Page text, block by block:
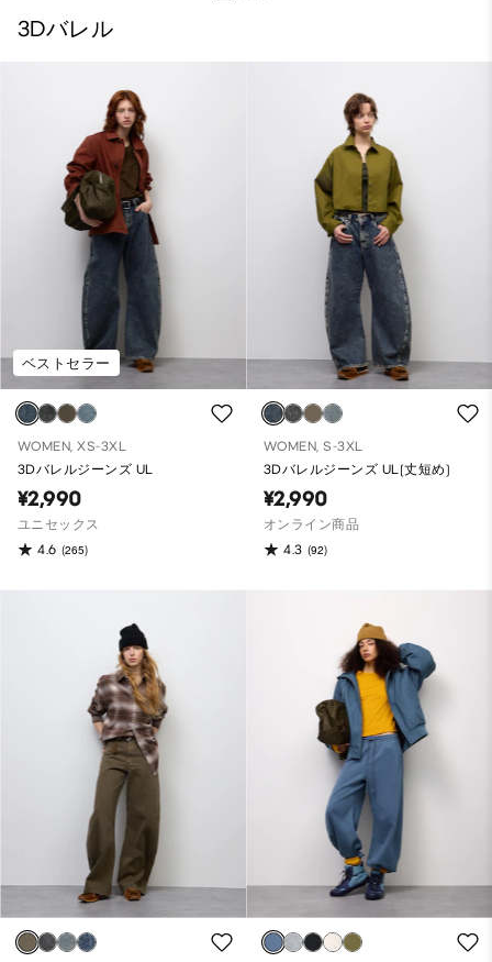
3Dバレル
ベストセラー
WOMEN, XS-3XL
3Dバレルジーンズ UL
¥2,990
ユニセックス
4.6 (265)
WOMEN, S-3XL
3Dバレルジーンズ UL(丈短め)
¥2,990
オンライン商品
4.3 (92)